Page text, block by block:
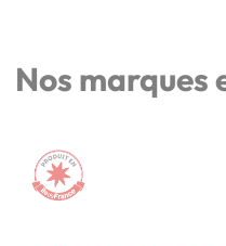
Nos marques